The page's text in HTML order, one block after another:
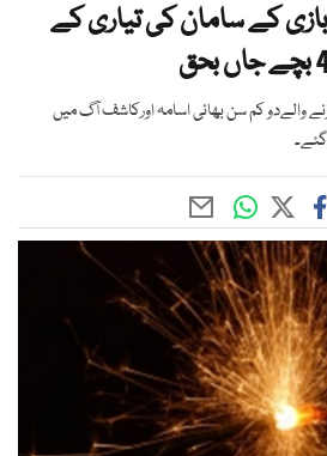
کے سامان کی تیاری کے
والےدو کم سن بھائی اسامہ اورکاشف آگ میں